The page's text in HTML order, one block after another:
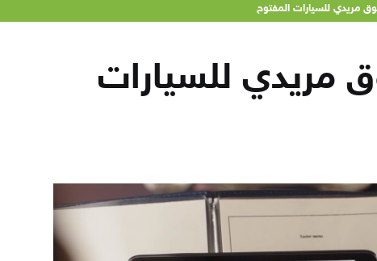
مريدي للسيارات المفتوح
مريدي للسيارات